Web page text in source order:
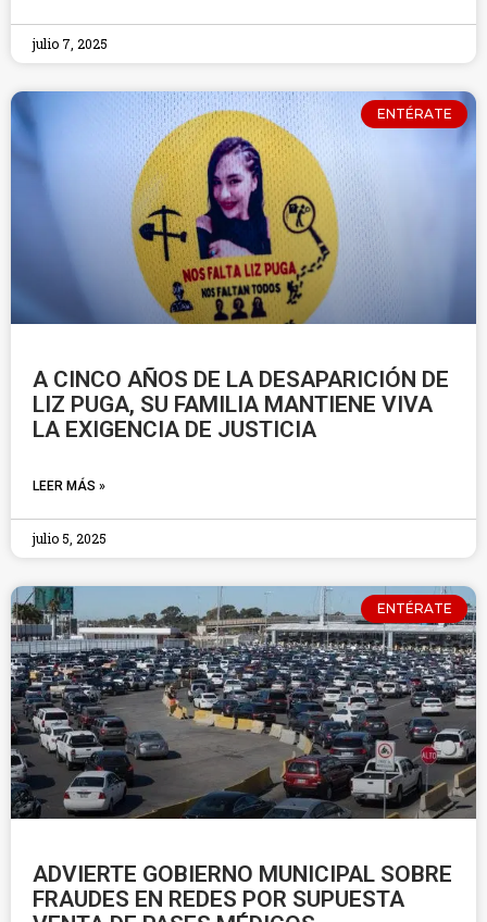
julio 7, 2025
ENTÉRATE
A CINCO AÑOS DE LA DESAPARICIÓN DE
LIZ PUGA, SU FAMILIA MANTIENE VIVA
LA EXIGENCIA DE JUSTICIA
LEER MÁS »
julio 5, 2025
ENTÉRATE
ADVIERTE GOBIERNO MUNICIPAL SOBRE
FRAUDES EN REDES POR SUPUESTA